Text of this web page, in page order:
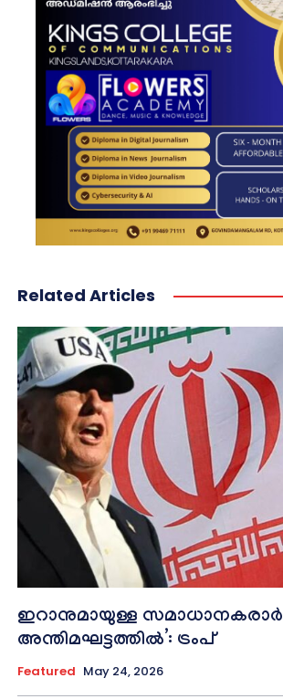
Related Articles
ഇറാനുമായുള്ള സമാധാനകരാർ
അന്തിമഘട്ടത്തിൽ‌’: ട്രംപ്
Featured May 24, 2026